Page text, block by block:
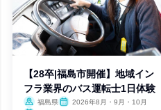
【28卒|福島市開催】地域イン
フラ業界のバス運転士1日体験
福島県
2026年8月・9月・10月